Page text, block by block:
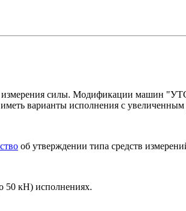
силы. Модификации машин
варианты исполнения с
об утверждении типа средств
50 кН) исполнениях.